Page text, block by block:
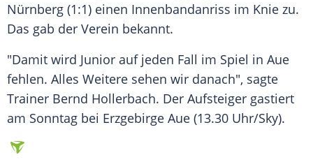
Nürnberg (1:1) einen Innenbandanriss im Knie zu.
Das gab der Verein bekannt.
"Damit wird Junior auf jeden Fall im Spiel in Aue
fehlen. Alles Weitere sehen wir danach", sagte
Trainer Bernd Hollerbach. Der Aufsteiger gastiert
am Sonntag bei Erzgebirge Aue (13.30 Uhr/Sky).